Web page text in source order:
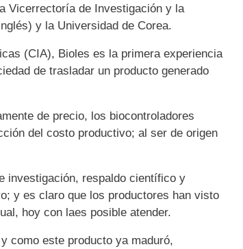
Vicerrectoría de Investigación y la
y la Universidad de Corea.
(CIA), Bioles es la primera experiencia
de trasladar un producto generado
de precio, los biocontroladores
del costo productivo; al ser de origen
investigación, respaldo científico y
y es claro que los productores han visto
hoy con laes posible atender.
como este producto ya maduró,